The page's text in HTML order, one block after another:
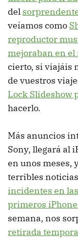
del
veíamos como
reproductor
mejoraban en
cierto, si viajáis
de vuestros
Lock Slideshow
hacerlo.
Más anuncios
Sony, llegará al
en unos meses,
terribles
incidentes en
primeros
semana, nos
retirada